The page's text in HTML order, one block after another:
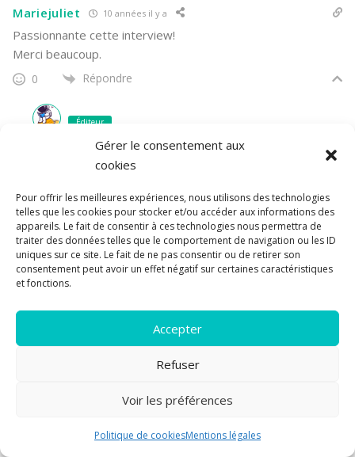
Gérer le consentement aux
cookies
Pour offrir les meilleures expériences, nous utilisons des technologies
telles que les cookies pour stocker et/ou accéder aux informations des
appareils. Le fait de consentir à ces technologies nous permettra de
traiter des données telles que le comportement de navigation ou les ID
uniques sur ce site. Le fait de ne pas consentir ou de retirer son
consentement peut avoir un effet négatif sur certaines caractéristiques
et fonctions.
Accepter
Refuser
Voir les préférences
Politique de cookiesMentions légales
Mariejuliet 10 années il y a
Passionnante cette interview!
Merci beaucoup.
0 Répondre
Éditeur
10 années il y a
Répondre àMariejuliet
0 Répondre
Source des Tempêtes – Nathalie Dau | Les
Lectures de Xapur
[…] Bonus : interview de l’autrice chez Les Pipelettes en
Parlent […]
Le Livre de l’Énigme, tome 1: Source des Tempêtes,